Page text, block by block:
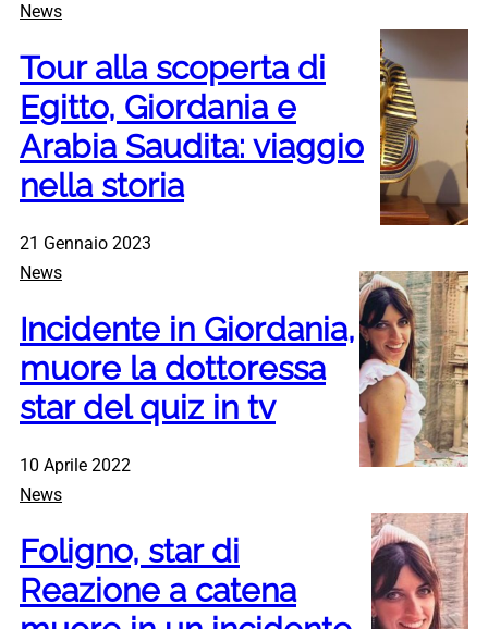
News
Tour alla scoperta di
Egitto, Giordania e
Arabia Saudita: viaggio
nella storia
21 Gennaio 2023
News
Incidente in Giordania,
muore la dottoressa
star del quiz in tv
10 Aprile 2022
News
Foligno, star di
Reazione a catena